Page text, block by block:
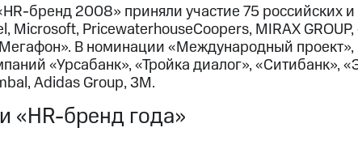
бренд 2008» приняли участие 75 российских
Microsoft, PricewaterhouseCoopers, MIRAX
В номинации «Международный
«Урсабанк», «Тройка диалог», «Ситибанк»,
Adidas Group, 3M.
«HR-бренд года»